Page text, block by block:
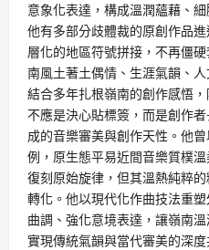
意象化表達，構成溫潤蘊藉、
他有多部分歧體裁的原創作品
層化的地區符號拼接，不再僵
南風土著土偶情、生涯氣韻、
結合多年扎根嶺南的創作感悟
不應是決心貼標簽，而是創作
成的音樂審美與創作天性。他
例，原生態平易近間音樂質樸
復刻原始旋律，但其溫熱純粹
轉化。他以現代化作曲技法重
曲調、強化意境表達，讓嶺南
實現傳統氣韻與當代審美的深